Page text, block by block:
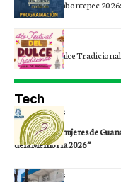
Festival Trombontepec
Staff
Festival del Dulce
Tech
StaffNoticias
Convocan a mujeres de
de la Memoria 2026”
StaffNoticias